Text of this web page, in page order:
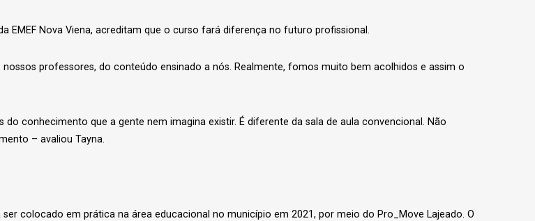
EMEF Nova Viena, acreditam que o curso fará diferença no futuro profissional.
professores, do conteúdo ensinado a nós. Realmente, fomos muito bem acolhidos e assim o
conhecimento que a gente nem imagina existir. É diferente da sala de aula convencional. Não
– avaliou Tayna.
colocado em prática na área educacional no município em 2021, por meio do Pro_Move Lajeado. O